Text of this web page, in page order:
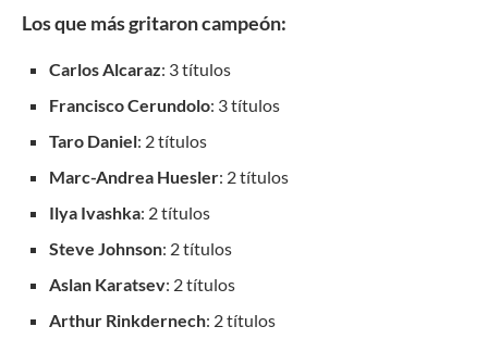
Los que más gritaron campeón:
Carlos Alcaraz: 3 títulos
Francisco Cerundolo: 3 títulos
Taro Daniel: 2 títulos
Marc-Andrea Huesler: 2 títulos
Ilya Ivashka: 2 títulos
Steve Johnson: 2 títulos
Aslan Karatsev: 2 títulos
Arthur Rinkdernech: 2 títulos